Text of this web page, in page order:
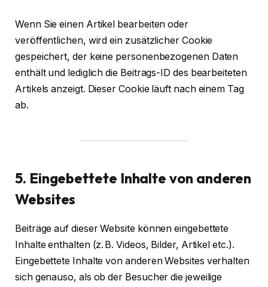
Wenn Sie einen Artikel bearbeiten oder
veröffentlichen, wird ein zusätzlicher Cookie
gespeichert, der keine personenbezogenen Daten
enthält und lediglich die Beitrags-ID des bearbeiteten
Artikels anzeigt. Dieser Cookie läuft nach einem Tag
ab.
5. Eingebettete Inhalte von anderen
Websites
Beiträge auf dieser Website können eingebettete
Inhalte enthalten (z. B. Videos, Bilder, Artikel etc.).
Eingebettete Inhalte von anderen Websites verhalten
sich genauso, als ob der Besucher die jeweilige